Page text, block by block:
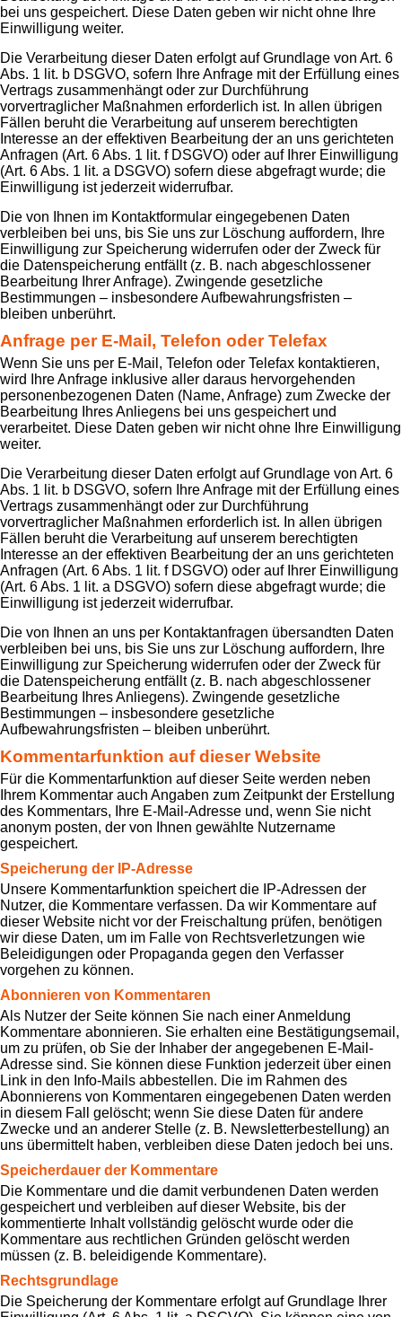
bei uns gespeichert. Diese Daten geben wir nicht ohne Ihre
Einwilligung weiter.
Die Verarbeitung dieser Daten erfolgt auf Grundlage von Art. 6
Abs. 1 lit. b DSGVO, sofern Ihre Anfrage mit der Erfüllung eines
Vertrags zusammenhängt oder zur Durchführung
vorvertraglicher Maßnahmen erforderlich ist. In allen übrigen
Fällen beruht die Verarbeitung auf unserem berechtigten
Interesse an der effektiven Bearbeitung der an uns gerichteten
Anfragen (Art. 6 Abs. 1 lit. f DSGVO) oder auf Ihrer Einwilligung
(Art. 6 Abs. 1 lit. a DSGVO) sofern diese abgefragt wurde; die
Einwilligung ist jederzeit widerrufbar.
Die von Ihnen im Kontaktformular eingegebenen Daten
verbleiben bei uns, bis Sie uns zur Löschung auffordern, Ihre
Einwilligung zur Speicherung widerrufen oder der Zweck für
die Datenspeicherung entfällt (z. B. nach abgeschlossener
Bearbeitung Ihrer Anfrage). Zwingende gesetzliche
Bestimmungen – insbesondere Aufbewahrungsfristen –
bleiben unberührt.
Anfrage per E-Mail, Telefon oder Telefax
Wenn Sie uns per E-Mail, Telefon oder Telefax kontaktieren,
wird Ihre Anfrage inklusive aller daraus hervorgehenden
personenbezogenen Daten (Name, Anfrage) zum Zwecke der
Bearbeitung Ihres Anliegens bei uns gespeichert und
verarbeitet. Diese Daten geben wir nicht ohne Ihre Einwilligung
weiter.
Die Verarbeitung dieser Daten erfolgt auf Grundlage von Art. 6
Abs. 1 lit. b DSGVO, sofern Ihre Anfrage mit der Erfüllung eines
Vertrags zusammenhängt oder zur Durchführung
vorvertraglicher Maßnahmen erforderlich ist. In allen übrigen
Fällen beruht die Verarbeitung auf unserem berechtigten
Interesse an der effektiven Bearbeitung der an uns gerichteten
Anfragen (Art. 6 Abs. 1 lit. f DSGVO) oder auf Ihrer Einwilligung
(Art. 6 Abs. 1 lit. a DSGVO) sofern diese abgefragt wurde; die
Einwilligung ist jederzeit widerrufbar.
Die von Ihnen an uns per Kontaktanfragen übersandten Daten
verbleiben bei uns, bis Sie uns zur Löschung auffordern, Ihre
Einwilligung zur Speicherung widerrufen oder der Zweck für
die Datenspeicherung entfällt (z. B. nach abgeschlossener
Bearbeitung Ihres Anliegens). Zwingende gesetzliche
Bestimmungen – insbesondere gesetzliche
Aufbewahrungsfristen – bleiben unberührt.
Kommentar­funktion auf dieser Website
Für die Kommentarfunktion auf dieser Seite werden neben
Ihrem Kommentar auch Angaben zum Zeitpunkt der Erstellung
des Kommentars, Ihre E-Mail-Adresse und, wenn Sie nicht
anonym posten, der von Ihnen gewählte Nutzername
gespeichert.
Speicherung der IP-Adresse
Unsere Kommentarfunktion speichert die IP-Adressen der
Nutzer, die Kommentare verfassen. Da wir Kommentare auf
dieser Website nicht vor der Freischaltung prüfen, benötigen
wir diese Daten, um im Falle von Rechtsverletzungen wie
Beleidigungen oder Propaganda gegen den Verfasser
vorgehen zu können.
Abonnieren von Kommentaren
Als Nutzer der Seite können Sie nach einer Anmeldung
Kommentare abonnieren. Sie erhalten eine Bestätigungsemail,
um zu prüfen, ob Sie der Inhaber der angegebenen E-Mail-
Adresse sind. Sie können diese Funktion jederzeit über einen
Link in den Info-Mails abbestellen. Die im Rahmen des
Abonnierens von Kommentaren eingegebenen Daten werden
in diesem Fall gelöscht; wenn Sie diese Daten für andere
Zwecke und an anderer Stelle (z. B. Newsletterbestellung) an
uns übermittelt haben, verbleiben diese Daten jedoch bei uns.
Speicherdauer der Kommentare
Die Kommentare und die damit verbundenen Daten werden
gespeichert und verbleiben auf dieser Website, bis der
kommentierte Inhalt vollständig gelöscht wurde oder die
Kommentare aus rechtlichen Gründen gelöscht werden
müssen (z. B. beleidigende Kommentare).
Rechtsgrundlage
Die Speicherung der Kommentare erfolgt auf Grundlage Ihrer